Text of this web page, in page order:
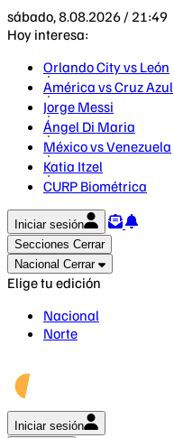
sábado, 8.08.2026 / 21:49
Hoy interesa:
Orlando City vs León
América vs Cruz Azul
Jorge Messi
Ángel Di Maria
México vs Venezuela
Katia Itzel
CURP Biométrica
Iniciar sesión
Secciones Cerrar
Nacional Cerrar
Elige tu edición
Nacional
Norte
Iniciar sesión